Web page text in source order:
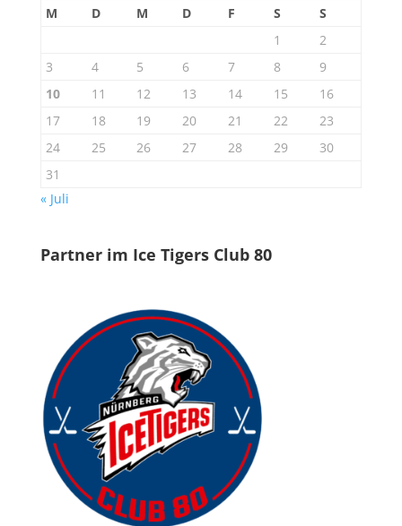
M D M D F S
S
1
2
3
4 5 6 7 8
9
10
11 12 13 14 15
16
17
18 19 20 21 22
23
24
25 26 27 28 29
30
31
« Juli
Partner im Ice Tigers Club 80